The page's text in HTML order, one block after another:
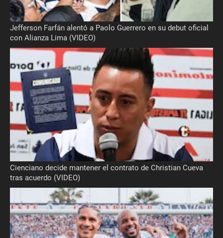
Jefferson Farfán alentó a Paolo Guerrero en su debut oficial
con Alianza Lima (VIDEO)
Cienciano decide mantener el contrato de Christian Cueva
tras acuerdo (VIDEO)